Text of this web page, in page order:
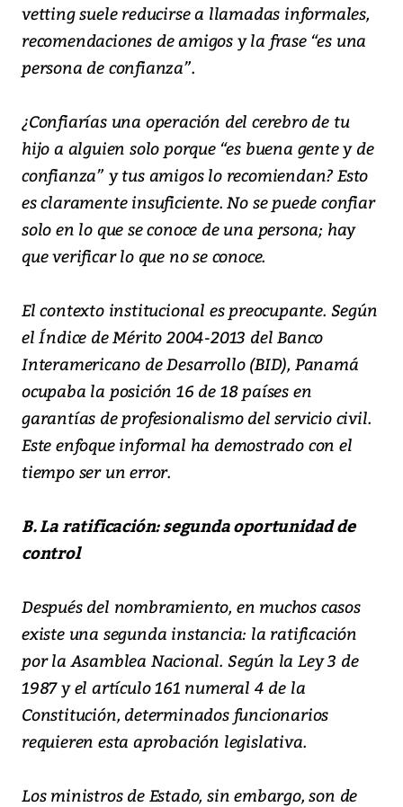
vetting suele reducirse a llamadas informales,
recomendaciones de amigos y la frase “es una
persona de confianza”.
¿Confiarías una operación del cerebro de tu
hijo a alguien solo porque “es buena gente y de
confianza” y tus amigos lo recomiendan? Esto
es claramente insuficiente. No se puede confiar
solo en lo que se conoce de una persona; hay
que verificar lo que no se conoce.
El contexto institucional es preocupante. Según
el Índice de Mérito 2004-2013 del Banco
Interamericano de Desarrollo (BID), Panamá
ocupaba la posición 16 de 18 países en
garantías de profesionalismo del servicio civil.
Este enfoque informal ha demostrado con el
tiempo ser un error.
B. La ratificación: segunda oportunidad de
control
Después del nombramiento, en muchos casos
existe una segunda instancia: la ratificación
por la Asamblea Nacional. Según la Ley 3 de
1987 y el artículo 161 numeral 4 de la
Constitución, determinados funcionarios
requieren esta aprobación legislativa.
Los ministros de Estado, sin embargo, son de